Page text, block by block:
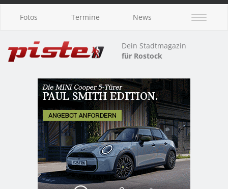
Fotos Termine News
Dein Stadtmagazin
für Rostock